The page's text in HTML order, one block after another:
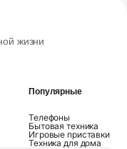
жизни
Популярные
Телефоны
Бытовая техника
Игровые приставки
Техника для дома